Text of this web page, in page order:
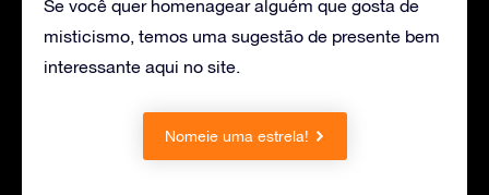
Se você quer homenagear alguém que gosta de
misticismo, temos uma sugestão de presente bem
interessante aqui no site.
Nomeie uma estrela!